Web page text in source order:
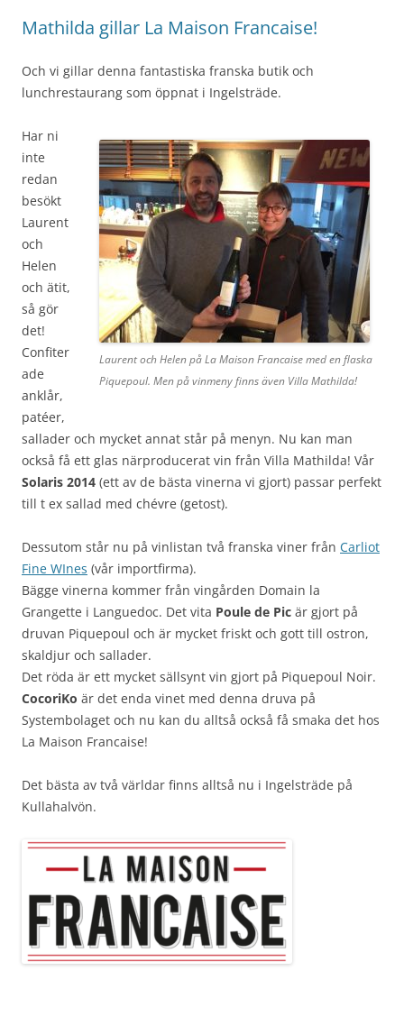
Mathilda gillar La Maison Francaise!
Och vi gillar denna fantastiska franska butik och
lunchrestaurang som öppnat i Ingelsträde.
Laurent och Helen på La Maison Francaise med en flaska
Piquepoul. Men på vinmeny finns även Villa Mathilda!
Har ni
inte
redan
besökt
Laurent
och
Helen
och ätit,
så gör
det!
Confiter
ade
anklår,
patéer,
sallader och mycket annat står på menyn. Nu kan man
också få ett glas närproducerat vin från Villa Mathilda! Vår
Solaris 2014 (ett av de bästa vinerna vi gjort) passar perfekt
till t ex sallad med chévre (getost).
Dessutom står nu på vinlistan två franska viner från Carliot
Fine WInes (vår importfirma).
Bägge vinerna kommer från vingården Domain la
Grangette i Languedoc. Det vita Poule de Pic är gjort på
druvan Piquepoul och är mycket friskt och gott till ostron,
skaldjur och sallader.
Det röda är ett mycket sällsynt vin gjort på Piquepoul Noir.
CocoriKo är det enda vinet med denna druva på
Systembolaget och nu kan du alltså också få smaka det hos
La Maison Francaise!
Det bästa av två världar finns alltså nu i Ingelsträde på
Kullahalvön.